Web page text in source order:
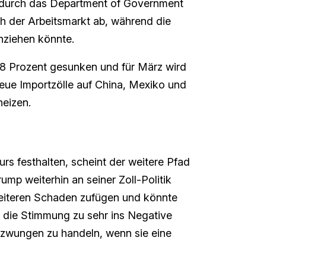
das Department of Government
der Arbeitsmarkt ab, während die
könnte.
Prozent gesunken und für März wird
Importzölle auf China, Mexiko und
festhalten, scheint der weitere Pfad
weiterhin an seiner Zoll-Politik
Schaden zufügen und könnte
Stimmung zu sehr ins Negative
zu handeln, wenn sie eine